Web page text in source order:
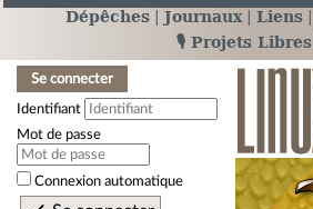
Dépêches Journaux Liens
🎙️ Projets Libres
Se connecter
Identifiant
Mot de passe
Connexion automatique